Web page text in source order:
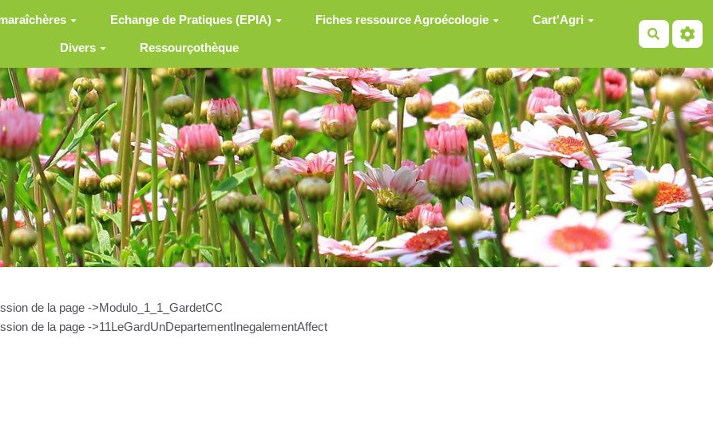
Echange de Pratiques (EPIA) Fiches ressource Agroécologie Cart'Agri
Divers Ressourçothèque
de la page ->Modulo_1_1_GardetCC
de la page ->11LeGardUnDepartementInegalementAffect